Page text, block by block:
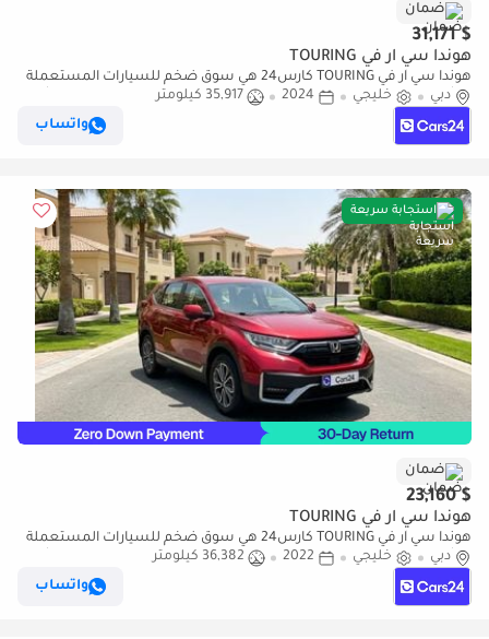
ضمان
$ 31,171
هوندا سي آر في TOURING
هوندا سي آر في TOURING كارس24 هي سوق ضخم للسيارات المستعملة
موثوق ومضمون ٪كارس24 هي سوق ضخم للسيارات المستعملة موثوق
دبي خليجي 2024
35,917 كيلومتر
واتساب
استجابة سريعة
ضمان
$ 23,160
هوندا سي آر في TOURING
هوندا سي آر في TOURING كارس24 هي سوق ضخم للسيارات المستعملة
موثوق ومضمون ٪كارس24 هي سوق ضخم للسيارات المستعملة موثوق
دبي خليجي 2022
36,382 كيلومتر
واتساب